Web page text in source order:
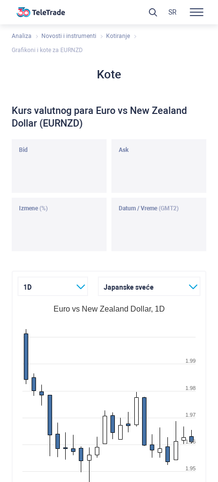
Analiza Novosti i instrumenti Kotiranje
Grafikoni i kote za EURNZD
Kote
Kurs valutnog para Euro vs New Zealand
Dollar (EURNZD)
Bid Ask
Izmene (%) Datum / Vreme (GMT2)
1D Japanske sveće
Euro vs New Zealand Dollar, 1D
1.95
1.96
1.97
1.98
1.99
SR